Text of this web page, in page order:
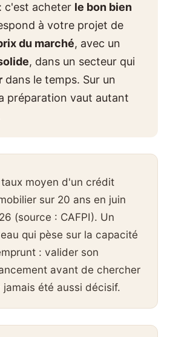
c'est acheter le bon bien
à votre projet de
du marché, avec un
, dans un secteur qui
dans le temps. Sur un
préparation vaut autant
moyen d'un crédit
sur 20 ans en juin
(source : CAFPI). Un
qui pèse sur la capacité
: valider son
avant de chercher
jamais été aussi décisif.